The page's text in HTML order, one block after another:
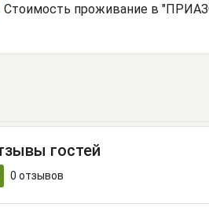
Стоимость проживание в
гостей
0 отзывов